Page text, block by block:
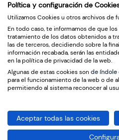
Política de
Tractament de Dades
Canviar
Política y configuración de
Utilizamos Cookies u otros archivos de
En todo caso, te informamos de que
tratamiento de los datos obtenidos a
las de terceros, decidiendo sobre la
información recabada, serán las
en la política de privacidad de la web.
Algunas de estas cookies sonde índole
para el funcionamiento de la web o de
permitiendo al sistema reconocer al
Aceptar todas las cookies